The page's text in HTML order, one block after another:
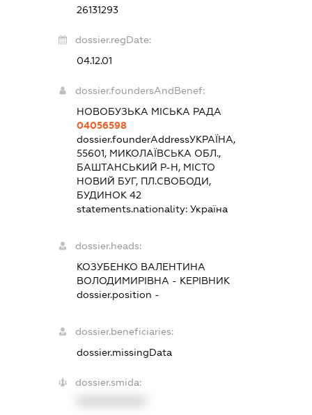
26131293
dossier.regDate:
04.12.01
dossier.foundersAndBenef:
НОВОБУЗЬКА МІСЬКА РАДА
04056598
dossier.founderAddressУКРАЇНА,
55601, МИКОЛАЇВСЬКА ОБЛ.,
БАШТАНСЬКИЙ Р-Н, МІСТО
НОВИЙ БУГ, ПЛ.СВОБОДИ,
БУДИНОК 42
statements.nationality: Україна
dossier.heads:
КОЗУБЕНКО ВАЛЕНТИНА
ВОЛОДИМИРІВНА - КЕРІВНИК
dossier.position -
dossier.beneficiaries:
dossier.missingData
dossier.smida: